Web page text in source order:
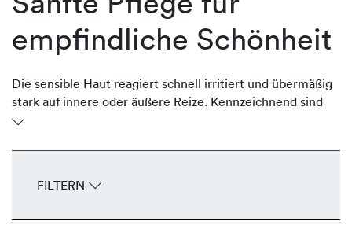
empfindliche Schönheit
Die sensible Haut reagiert schnell irritiert und übermäßig
stark auf innere oder äußere Reize. Kennzeichnend sind
Rötungen, Hautschüppchen, Trockenheit,
Haut mit niedriger Reizschwelle kann vererbt oder
mit schonenden Produkten, die frei von Duftstoffen und
FILTERN